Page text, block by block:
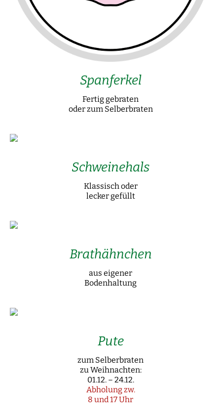
Spanferkel
Fertig gebraten
oder zum Selberbraten
Schweinehals
Klassisch oder
lecker gefüllt
Brathähnchen
aus eigener
Bodenhaltung
Pute
zum Selberbraten
zu Weihnachten:
01.12. – 24.12.
Abholung zw.
8 und 17 Uhr